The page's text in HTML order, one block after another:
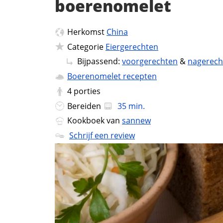
boerenomelet
Herkomst China
Categorie Eiergerechten
Bijpassend: voorgerechten &
Boerenomelet recepten
4 porties
Bereiden
35 min.
Kookboek van sannew
Schrijf een review